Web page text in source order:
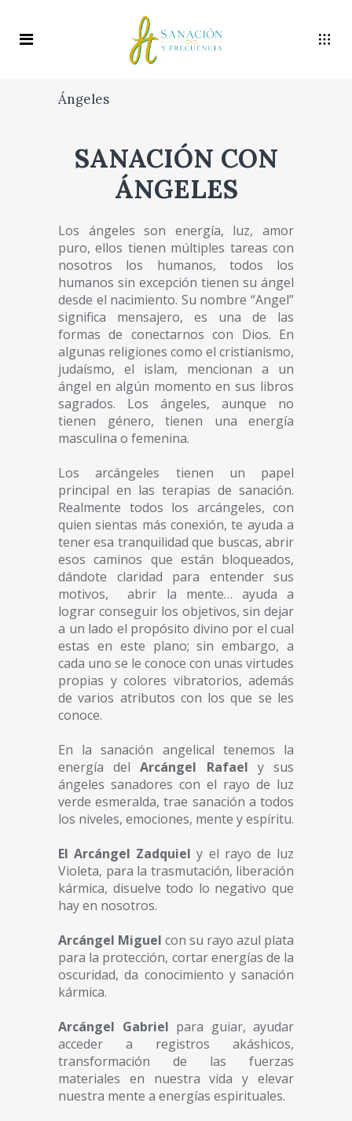
Ángeles
SANACIÓN CON
ÁNGELES
Los ángeles son energía, luz, amor
puro, ellos tienen múltiples tareas con
nosotros los humanos, todos los
humanos sin excepción tienen su ángel
desde el nacimiento. Su nombre “Angel”
significa mensajero, es una de las
formas de conectarnos con Dios. En
algunas religiones como el cristianismo,
judaísmo, el islam, mencionan a un
ángel en algún momento en sus libros
sagrados. Los ángeles, aunque no
tienen género, tienen una energía
masculina o femenina.
Los arcángeles tienen un papel
principal en las terapias de sanación.
Realmente todos los arcángeles, con
quien sientas más conexión, te ayuda a
tener esa tranquilidad que buscas, abrir
esos caminos que están bloqueados,
dándote claridad para entender sus
motivos, abrir la mente… ayuda a
lograr conseguir los objetivos, sin dejar
a un lado el propósito divino por el cual
estas en este plano; sin embargo, a
cada uno se le conoce con unas virtudes
propias y colores vibratorios, además
de varios atributos con los que se les
conoce.
En la sanación angelical tenemos la
energía delArcángel Rafael y sus
ángeles sanadores con el rayo de luz
verde esmeralda, trae sanación a todos
los niveles, emociones, mente y espíritu.
El Arcángel Zadquiel y el rayo de luz
Violeta, para la trasmutación, liberación
kármica, disuelve todo lo negativo que
hay en nosotros.
Arcángel Miguel con su rayo azul plata
para la protección, cortar energías de la
oscuridad, da conocimiento y sanación
kármica.
Arcángel Gabriel para guiar, ayudar
acceder a registros akáshicos,
transformación de las fuerzas
materiales en nuestra vida y elevar
nuestra mente a energías espirituales.